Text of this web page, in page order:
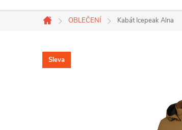
Domů
OBLEČENÍ Kabát Icepeak Alna
Sleva